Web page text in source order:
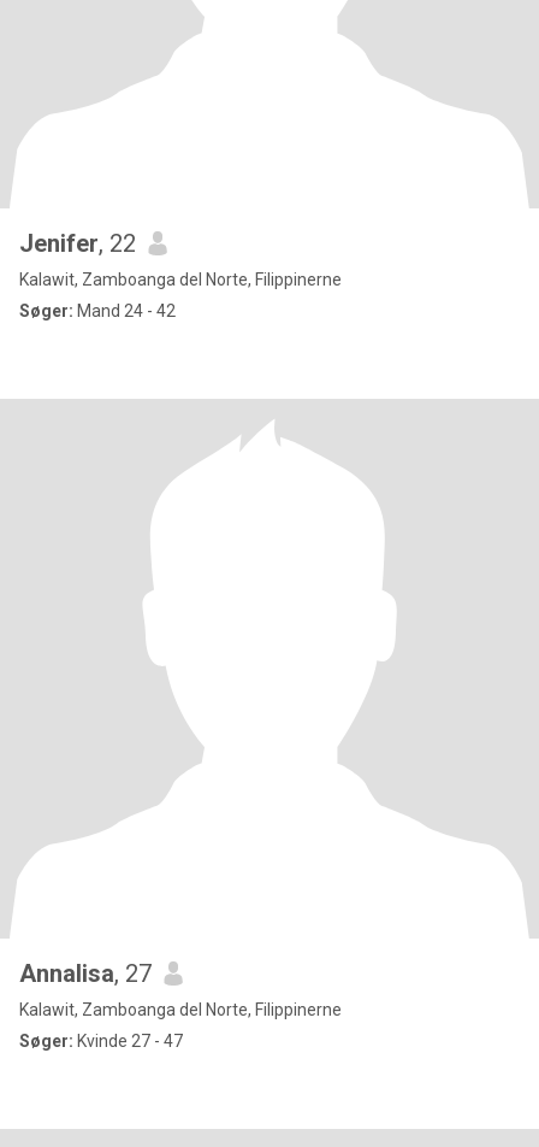
Jenifer, 22
Kalawit, Zamboanga del Norte, Filippinerne
Søger: Mand 24 - 42
Annalisa, 27
Kalawit, Zamboanga del Norte, Filippinerne
Søger: Kvinde 27 - 47